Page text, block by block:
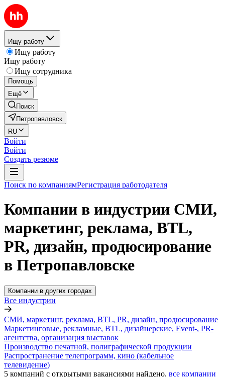
Ищу работу
Ищу работу
Ищу работу
Ищу сотрудника
Помощь
Ещё
Поиск
Петропавловск
RU
Войти
Войти
Создать резюме
Поиск по компаниямРегистрация работодателя
Компании в индустрии СМИ,
маркетинг, реклама, BTL,
PR, дизайн, продюсирование
в Петропавловске
Компании в других городах
Все индустрии
СМИ, маркетинг, реклама, BTL, PR, дизайн, продюсирование
Маркетинговые, рекламные, BTL, дизайнерские, Event-, PR-
агентства, организация выставок
Производство печатной, полиграфической продукции
Распространение телепрограмм, кино (кабельное
телевидение)
5 компаний с открытыми вакансиями найдено, все компании